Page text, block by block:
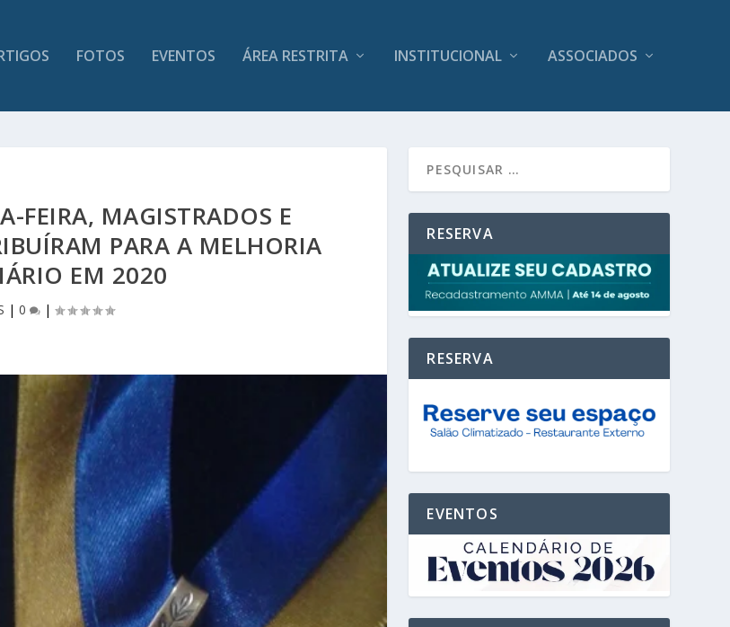
FOTOS EVENTOS ÁREA RESTRITA INSTITUCIONAL ASSOCIADOS
FEIRA, MAGISTRADOS E
PARA A MELHORIA
EM 2020
| 0 |
RESERVA
RESERVA
EVENTOS